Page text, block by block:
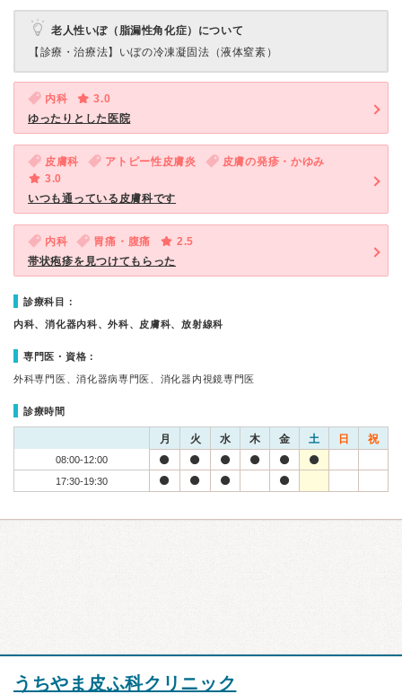
老人性いぼ（脂漏性角化症）について
【診療・治療法】 いぼの冷凍凝固法（液体窒素）
内科
3.0
ゆったりとした医院
皮膚科 アトピー性皮膚炎
皮膚の発疹・かゆみ
3.0
いつも通っている皮膚科です
内科 胃痛・腹痛
2.5
帯状疱疹を見つけてもらった
診療科目：
内科、消化器内科、外科、皮膚科、放射線科
専門医・資格：
外科専門医、消化器病専門医、消化器内視鏡専門医
診療時間
月 火 水 木 金 土 日 祝
08:00-12:00
17:30-19:30
うちやま皮ふ科クリニック